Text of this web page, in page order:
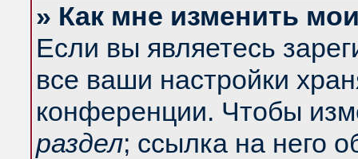
» Как мне изменить
Если вы являетесь
все ваши настройки
конференции. Чтобы
раздел; ссылка на него